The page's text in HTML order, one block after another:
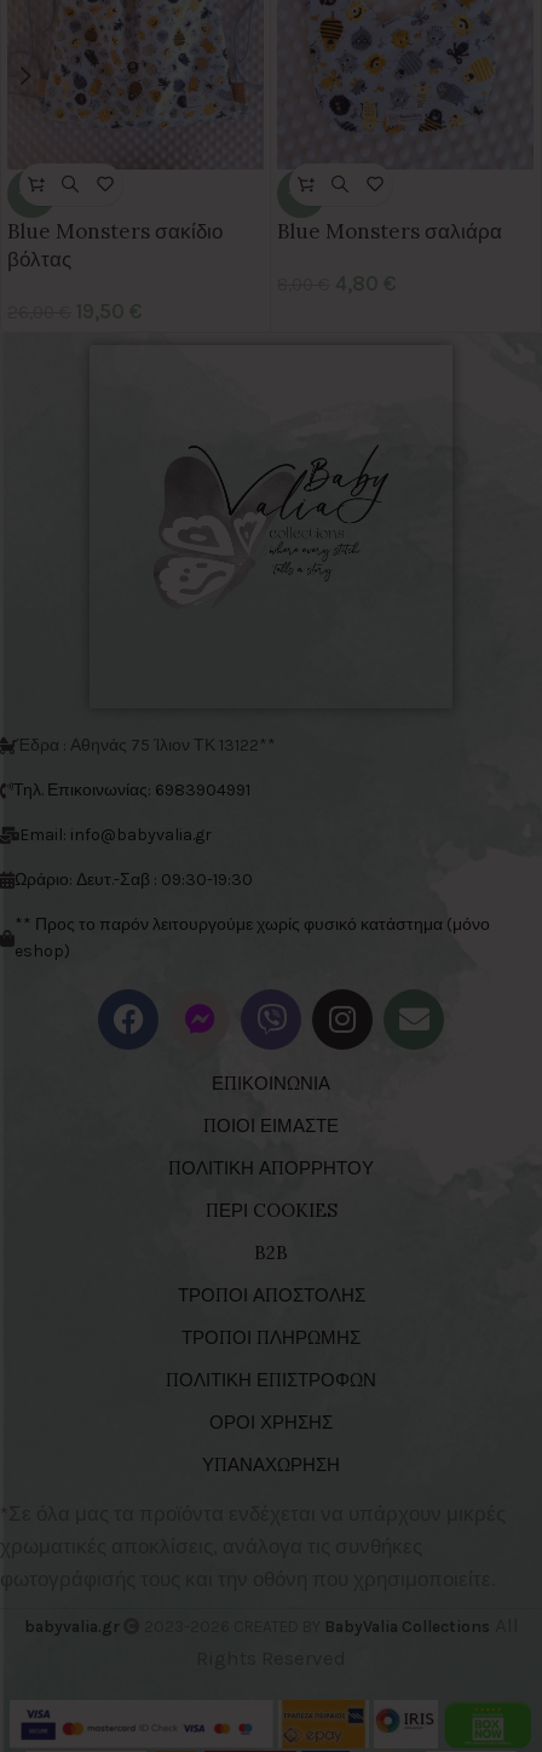
-25%
Blue Monsters σακίδιο
βόλτας
-40%
Blue Monsters σαλιάρα
Έδρα : Αθηνάς 75 Ίλιον ΤΚ 13122**
Τηλ. Επικοινωνίας: 6983904991
Email: info@babyvalia.gr
Ωράριο: Δευτ.-Σαβ : 09:30-19:30
** Προς το παρόν λειτουργούμε χωρίς φυσικό κατάστημα (μόνο
eshop)
ΕΠΙΚΟΙΝΩΝΙΑ
ΠΟΙΟΙ ΕΙΜΑΣΤΕ
ΠΟΛΙΤΙΚΗ ΑΠΟΡΡΗΤΟΥ
ΠΕΡΙ COOKIES
B2B
ΤΡΟΠΟΙ ΑΠΟΣΤΟΛΗΣ
ΤΡΟΠΟΙ ΠΛΗΡΩΜΗΣ
ΠΟΛΙΤΙΚΗ ΕΠΙΣΤΡΟΦΩΝ
ΟΡΟΙ ΧΡΗΣΗΣ
ΥΠΑΝΑΧΩΡΗΣΗ
χρωματικές αποκλίσεις, ανάλογα τις συνθήκες
φωτογράφισής τους και την οθόνη που χρησιμοποιείτε.
babyvalia.gr BabyValia Collections